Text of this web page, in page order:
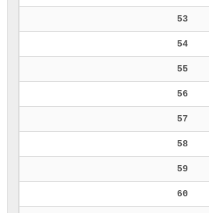
53
54
55
56
57
58
59
60